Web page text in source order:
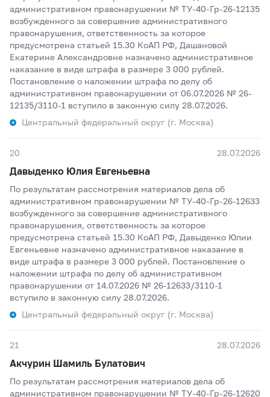
административном правонарушении № ТУ-40-Гр-26-12135
возбужденного за совершение административного
правонарушения, ответственность за которое
предусмотрена статьей 15.30 КоАП РФ, Дашановой
Екатерине Александровне назначено административное
наказание в виде штрафа в размере 3 000 рублей.
Постановление о наложении штрафа по делу об
административном правонарушении от 06.07.2026 № 26-
12135/3110-1 вступило в законную силу 28.07.2026.
Центральный федеральный округ (г. Москва)
20 28.07.2026
Давыденко Юлия Евгеньевна
По результатам рассмотрения материалов дела об
административном правонарушении № ТУ-40-Гр-26-12633
возбужденного за совершение административного
правонарушения, ответственность за которое
предусмотрена статьей 15.30 КоАП РФ, Давыденко Юлии
Евгеньевне назначено административное наказание в
виде штрафа в размере 3 000 рублей. Постановление о
наложении штрафа по делу об административном
правонарушении от 14.07.2026 № 26-12633/3110-1
вступило в законную силу 28.07.2026.
Центральный федеральный округ (г. Москва)
21 28.07.2026
Акчурин Шамиль Булатович
По результатам рассмотрения материалов дела об
административном правонарушении № ТУ-40-Гр-26-12620